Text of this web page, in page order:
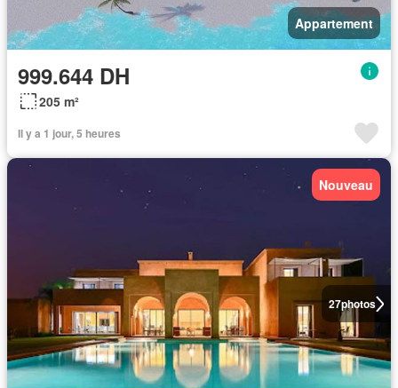
Appartement
999.644 DH
205 m²
Il y a 1 jour, 5 heures
27photos
Nouveau